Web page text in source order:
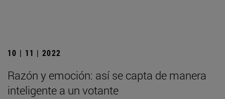
10 | 11 | 2022
Razón y emoción: así se capta de manera
inteligente a un votante